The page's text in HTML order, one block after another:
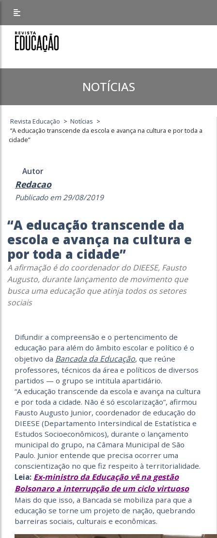
NOTÍCIAS
Revista Educação > Notícias >
“A educação transcende da escola e avança na cultura e por toda a
cidade”
Autor
Redacao
Publicado em 29/08/2019
“A educação transcende da
escola e avança na cultura e
por toda a cidade”
A afirmação é do coordenador do DIEESE, Fausto
Augusto, durante lançamento de movimento que
busca uma educação que atinja todos os setores
sociais
Difundir a compreensão e o pertencimento de
educação para além do âmbito escolar e político é o
objetivo da Bancada da Educação, que reúne
professores, técnicos da área e políticos de diversos
partidos — o grupo se intitula apartidário.
“A educação transcende da escola e avança na cultura
e por toda a cidade. Não é só escolarização”, afirmou
Fausto Augusto Junior, coordenador de educação do
DIEESE (Departamento Intersindical de Estatística e
Estudos Socioeconômicos), durante o lançamento
municipal do grupo, na Câmara Municipal de São
Paulo. Junior entende que precisa ocorrer uma
conscientização no que fiz respeito à territorialidade.
Leia: Ex-ministro da Educação vê na gestão
Bolsonaro a interrupção de um ciclo virtuoso
Mais do que isso, a Bancada se mobiliza para que a
educação se torne um projeto de nação, quebrando
barreiras sociais, culturais e econômicas.